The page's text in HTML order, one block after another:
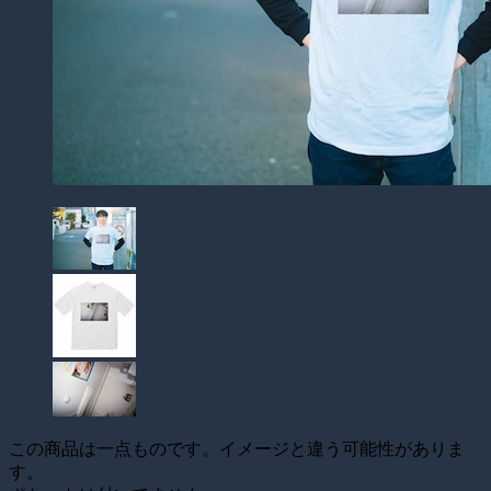
この商品は一点ものです。イメージと違う可能性がありま
す。